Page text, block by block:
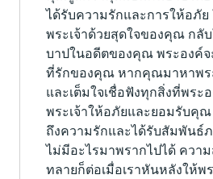
ได้รับความรักและการให้อภั
พระเจ้าด้วยสุดใจของคุณ กลั
บาปในอดีตของคุณ พระองค์จ
ที่รักของคุณ หากคุณมาหาพร
และเต็มใจเชื่อฟังทุกสิ่งที่พร
พระเจ้าให้อภัยและยอมรับคุ
ถึงความรักและได้รับสัมพันธ์
ไม่มีอะไรมาพรากไปได้ ควา
ทลายก็ต่อเมื่อเราหันหลังให้พ